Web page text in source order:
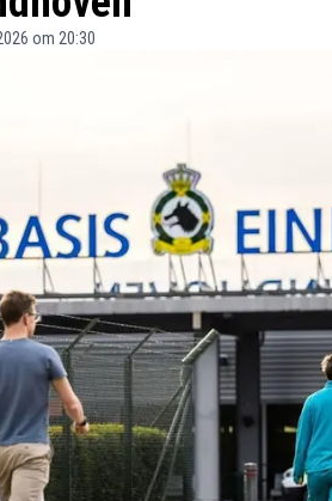
om 20:30